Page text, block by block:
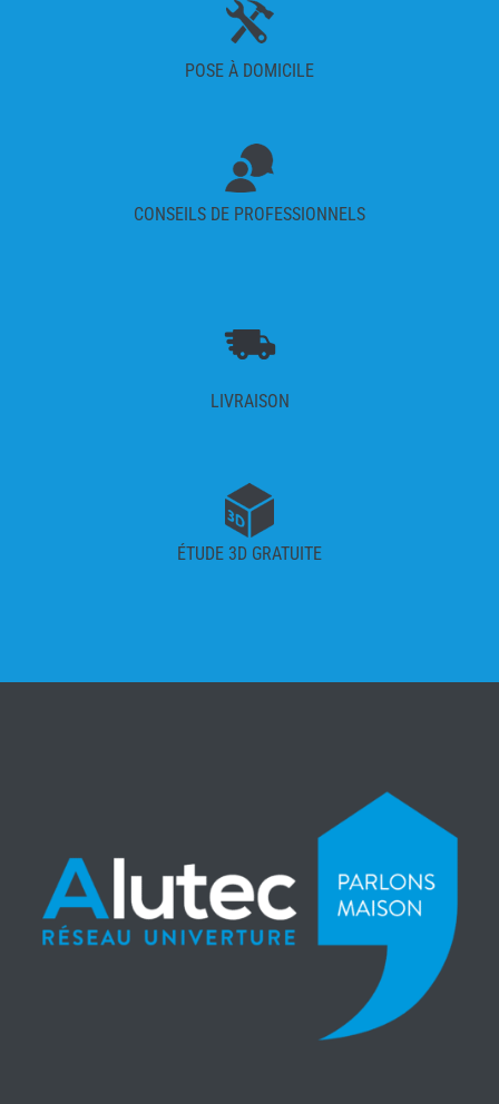
POSE À DOMICILE
CONSEILS DE PROFESSIONNELS
LIVRAISON
ÉTUDE 3D GRATUITE